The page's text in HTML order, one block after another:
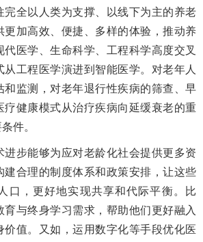
完全以人类为支撑、以线下为主的养老
更加高效、便捷、多样的体验，推动养
医学、生命科学、工程科学高度交叉
工程医学演进到智能医学。对老年人
和监测，对老年退行性疾病的筛查、早
疗健康模式从治疗疾病向延缓衰老的重
件。
进步能够为应对老龄化社会提供更多资
建合理的制度体系和政策安排，让这些
口，更好地实现共享和代际平衡。比
育与终身学习需求，帮助他们更好融入
价值。又如，运用数字化等手段优化医